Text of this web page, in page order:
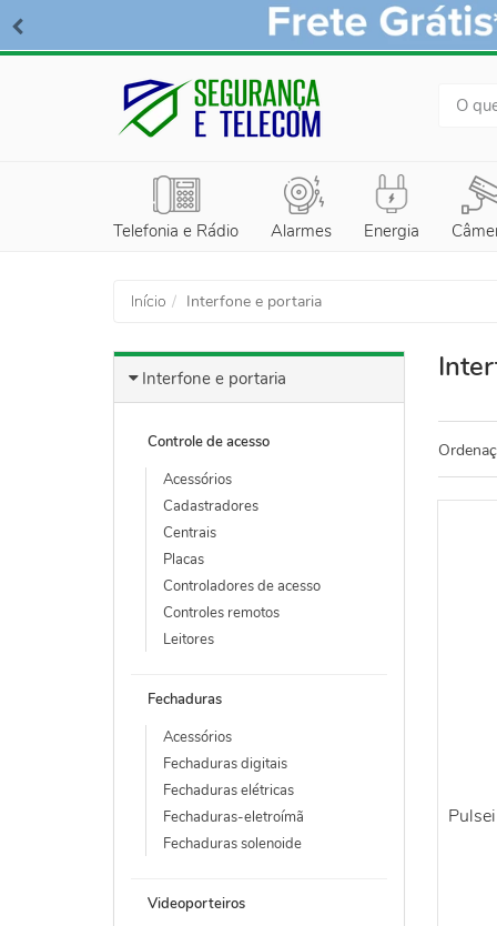
Telefonia e Rádio Alarmes Energia
Início Interfone e portaria
Interfone e portaria
Controle de acesso
Acessórios
Cadastradores
Centrais
Placas
Controladores de acesso
Controles remotos
Leitores
Fechaduras
Acessórios
Fechaduras digitais
Fechaduras elétricas
Fechaduras-eletroímã
Fechaduras solenoide
Videoporteiros